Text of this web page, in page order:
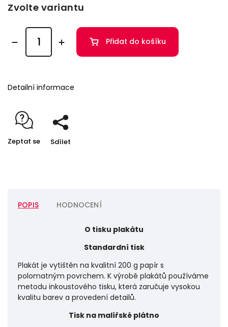
Zvolte variantu
Přidat do košíku
Detailní informace
Zeptat se Sdílet
POPIS HODNOCENÍ
O tisku plakátu
Standardní tisk
Plakát je vytištěn na kvalitní 200 g papír s
polomatným povrchem. K výrobě plakátů používáme
metodu inkoustového tisku, která zaručuje vysokou
kvalitu barev a provedení detailů.
Tisk na malířské plátno